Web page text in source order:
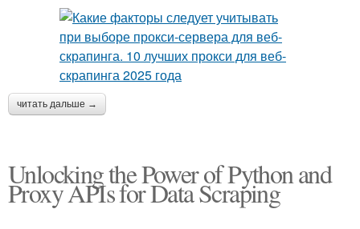
читать дальше →
Unlocking the Power of Python and
Proxy APIs for Data Scraping